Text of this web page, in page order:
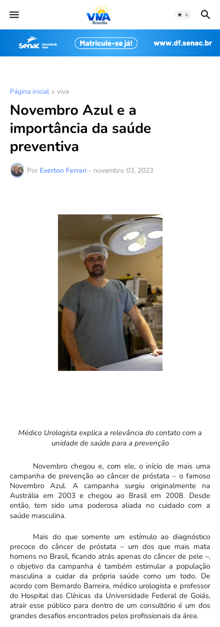
Página inicial viva
Novembro Azul e a
importância da saúde
preventiva
Por Everton Ferrari - novembro 03, 2023
Médico Urologista explica a relevância do contato com a
unidade de saúde para a prevenção
Novembro chegou e, com ele, o início de mais uma
campanha de prevenção ao câncer de próstata – o famoso
Novembro Azul. A campanha surgiu originalmente na
Austrália em 2003 e chegou ao Brasil em 2008. Desde
então, tem sido uma poderosa aliada no cuidado com a
saúde masculina.
Mais do que somente um estímulo ao diagnóstico
precoce do câncer de próstata – um dos que mais mata
homens no Brasil, ficando atrás apenas do câncer de pele –,
o objetivo da campanha é também estimular a população
masculina a cuidar da própria saúde como um todo. De
acordo com Bernardo Barreira, médico urologista e professor
do Hospital das Clínicas da Universidade Federal de Goiás,
atrair esse público para dentro de um consultório é um dos
grandes desafios encontrados pelos profissionais da área.